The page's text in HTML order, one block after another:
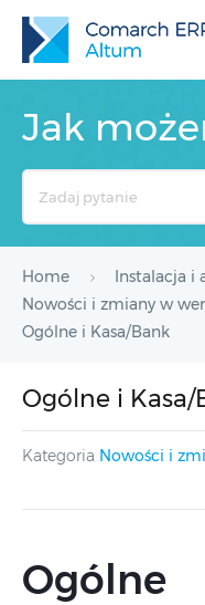
Jak
Home Instalacja i
Nowości i zmiany w
Ogólne i Kasa/Bank
Ogólne i Kasa/
Kategoria Nowości i
Ogólne